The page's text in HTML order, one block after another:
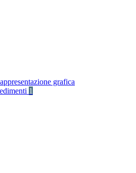
grafica
1